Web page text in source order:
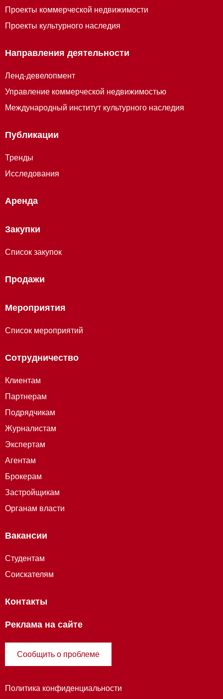
Проекты коммерческой недвижимости
Проекты культурного наследия
Направления деятельности
Ленд-девелопмент
Управление коммерческой недвижимостью
Международный институт культурного наследия
Публикации
Тренды
Исследования
Аренда
Закупки
Список закупок
Продажи
Мероприятия
Список мероприятий
Сотрудничество
Клиентам
Партнерам
Подрядчикам
Журналистам
Экспертам
Агентам
Брокерам
Застройщикам
Органам власти
Вакансии
Студентам
Соискателям
Контакты
Реклама на сайте
Сообщить о проблеме
Политика конфиденциальности